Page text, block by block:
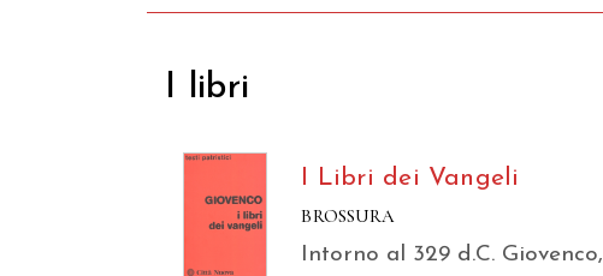
I libri
I Libri dei Vangeli
BROSSURA
Intorno al 329 d.C. Giovenco,